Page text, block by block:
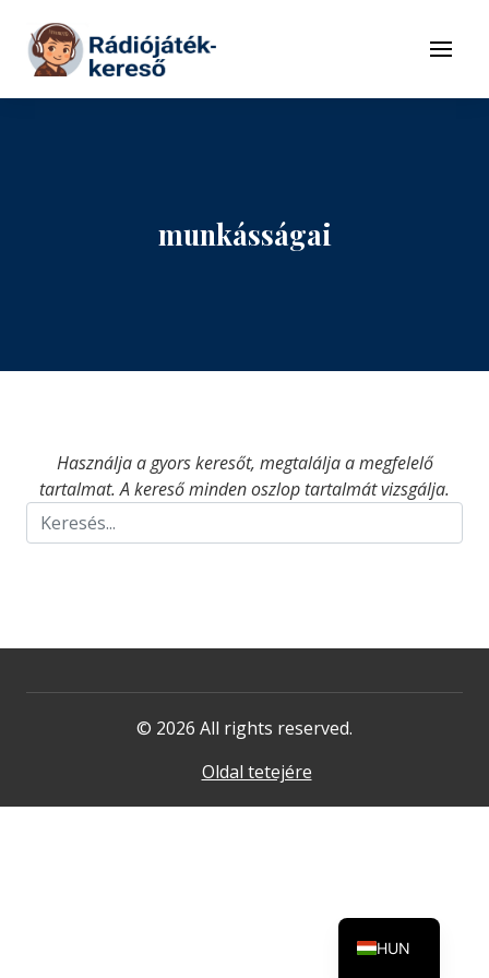
Tovább a tartalomhoz
Menü
munkásságai
Használja a gyors keresőt, megtalálja a megfelelő
tartalmat. A kereső minden oszlop tartalmát vizsgálja.
© 2026 All rights reserved.
Oldal tetejére
HUN